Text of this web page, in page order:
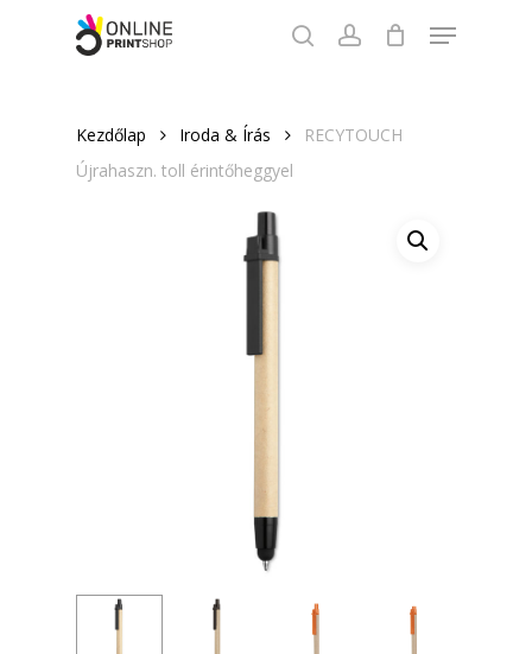
searchaccount
Menu
Kezdőlap Iroda & Írás
RECYTOUCH
Újrahaszn. toll érintőheggyel